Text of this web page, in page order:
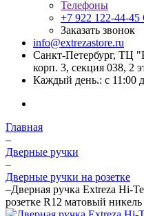
Телефоны
+7 922 122-44-45
Заказать звонок
info@extrezastore.ru
Санкт-Петербург, ТЦ
корп. 3, секция 038, 2
Каждый день.: с 11:00
Главная
–
Дверные ручки
–
Дверные ручки на розетке
–Дверная ручка Extreza Hi-
розетке R12 матовый